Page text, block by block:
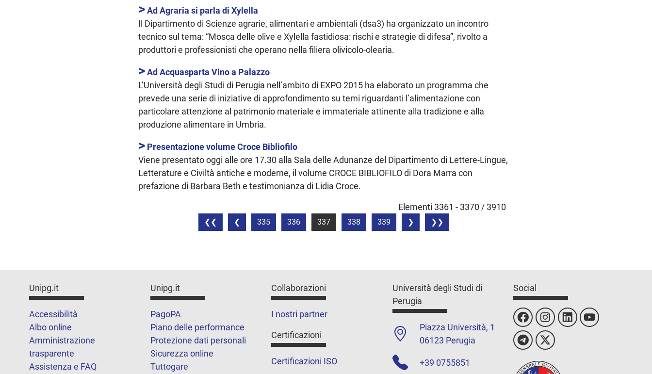
> Ad Agraria si parla di Xylella
Il Dipartimento di Scienze agrarie, alimentari e ambientali (dsa3) ha organizzato un incontro
tecnico sul tema: “Mosca delle olive e Xylella fastidiosa: rischi e strategie di difesa”, rivolto a
produttori e professionisti che operano nella filiera olivicolo-olearia.
> Ad Acquasparta Vino a Palazzo
L’Università degli Studi di Perugia nell’ambito di EXPO 2015 ha elaborato un programma che
prevede una serie di iniziative di approfondimento su temi riguardanti l’alimentazione con
particolare attenzione al patrimonio materiale e immateriale attinente alla tradizione e alla
produzione alimentare in Umbria.
> Presentazione volume Croce Bibliofilo
Viene presentato oggi alle ore 17.30 alla Sala delle Adunanze del Dipartimento di Lettere-Lingue,
Letterature e Civiltà antiche e moderne, il volume CROCE BIBLIOFILO di Dora Marra con
prefazione di Barbara Beth e testimonianza di Lidia Croce.
Elementi 3361 - 3370 / 3910
335 336 337 338 339
Unipg.it
Accessibilità
Albo online
Amministrazione
trasparente
Assistenza e FAQ
Unipg.it
PagoPA
Piano delle performance
Protezione dati personali
Sicurezza online
Tuttogare
Collaborazioni
I nostri partner
Certificazioni
Certificazioni ISO
Università degli Studi di
Perugia
Piazza Università, 1
06123 Perugia
+39 0755851
Social